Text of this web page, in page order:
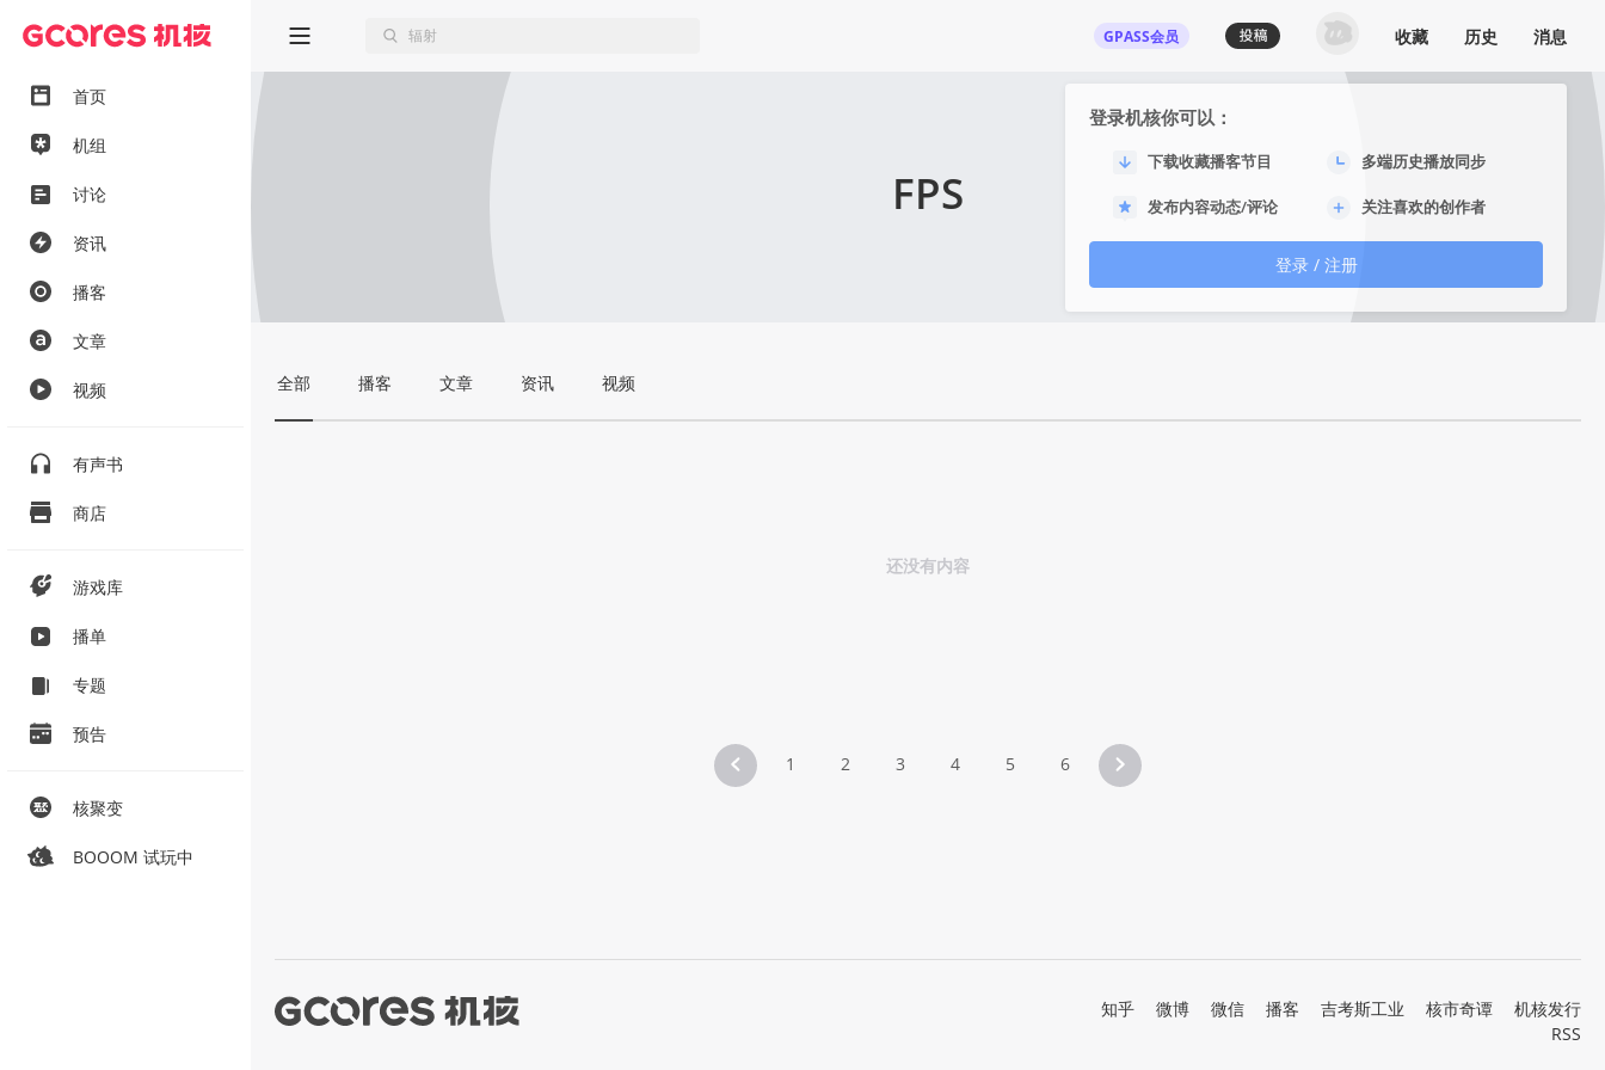
首页
机组
讨论
资讯
播客
文章
视频
有声书
商店
游戏库
播单
专题
预告
核聚变
BOOOM 试玩中
GPASS会员
登录机核你可以：
下载收藏播客节目 多端历史播放同步
发布内容动态/评论 关注喜欢的创作者
登录 / 注册
收藏 历史 消息
FPS
全部 播客 文章 资讯 视频
还没有内容
1 2 3 4 5 6
知乎 微博 微信 播客 吉考斯工业 核市奇谭
机核发行
RSS